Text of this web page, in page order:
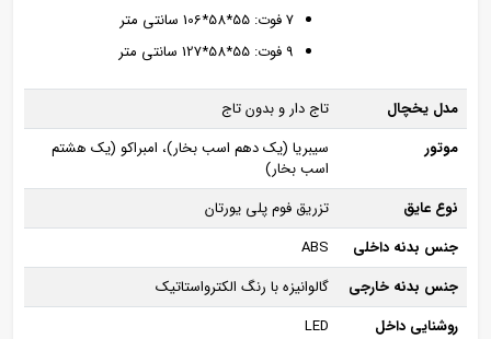
7 فوت: 55*58*106 سانتی متر
9 فوت: 55*58*127 سانتی متر
مدل یخچال
تاج دار و بدون تاج
موتور
سیبریا (یک دهم اسب بخار)، امبراکو (یک هشتم
اسب بخار)
نوع عایق
تزریق فوم پلی یورتان
جنس بدنه داخلی
ABS
جنس بدنه خارجی
گالوانیزه با رنگ الکترواستاتیک
روشنایی داخل
LED